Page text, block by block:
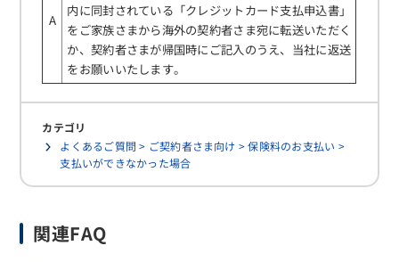
A
内に同封されている「クレジットカード支払申込書」
をご家族さまから海外の契約者さま宛に転送いただく
か、契約者さまが帰国時にご記入のうえ、当社に返送
をお願いいたします。
カテゴリ
よくあるご質問 > ご契約者さま向け > 保険料のお支払い >
支払いができなかった場合
関連FAQ